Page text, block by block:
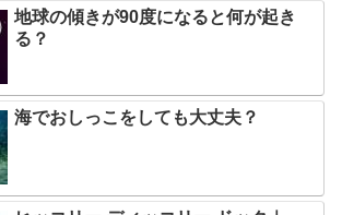
地球の傾きが90度になると何が起き
る？
海でおしっこをしても大丈夫？